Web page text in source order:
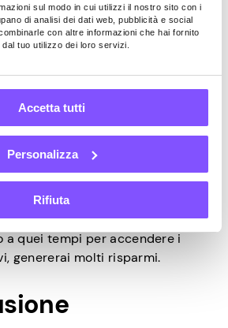
sul modo in cui utilizzi il nostro sito con i
di analisi dei dati web, pubblicità e social
con altre informazioni che hai fornito
tuo utilizzo dei loro servizi.
Accetta tutti
Personalizza
Rifiuta
l’elettricità con
vita in base alle tariffe
Differiscono a seconda
della settimana.
economico utilizzare
mezzanotte alle 8:00 nei
tutto il giorno nei fine
giorni festivi. Se riesci ad
a quei tempi per accendere i
genererai molti risparmi.